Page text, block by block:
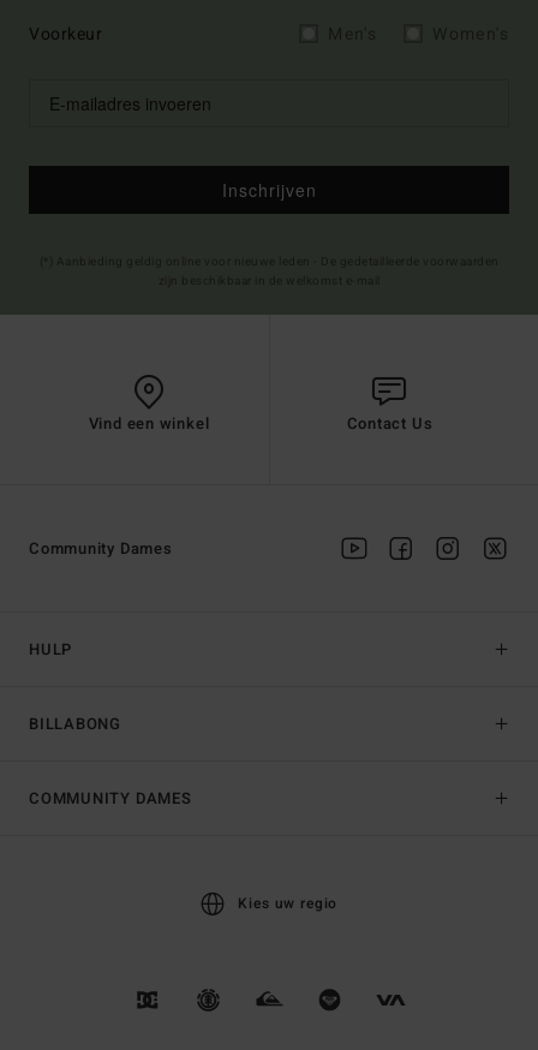
Voorkeur
Inschrijven
Vind een winkel Contact Us
HULP
BILLABONG
Community Dames
COMMUNITY DAMES
Kies uw regio